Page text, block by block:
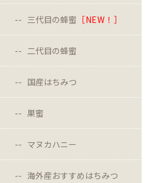
三代目の蜂蜜 ［NEW！］
二代目の蜂蜜
国産はちみつ
巣蜜
マヌカハニー
海外産おすすめはちみつ